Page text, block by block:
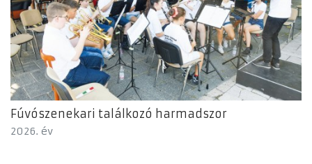
Fúvószenekari találkozó harmadszor
2026. év